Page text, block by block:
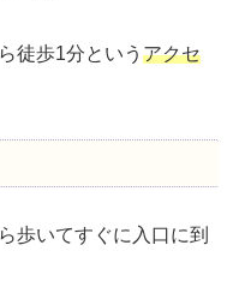
徒歩1分という アクセ
歩いてすぐに入口に到